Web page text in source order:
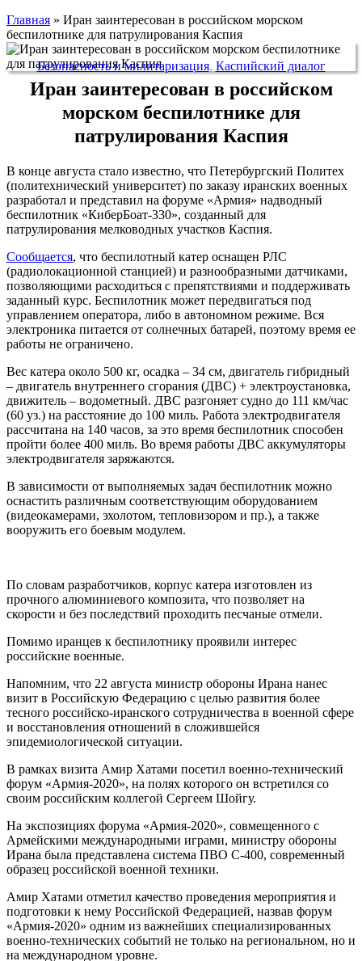
Главная » Иран заинтересован в российском морском
беспилотнике для патрулирования Каспия
Безопасность и милитаризация, Каспийский диалог
Иран заинтересован в российском
морском беспилотнике для
патрулирования Каспия
В конце августа стало известно, что Петербургский Политех
(политехнический университет) по заказу иранских военных
разработал и представил на форуме «Армия» надводный
беспилотник «КиберБоат-330», созданный для
патрулирования мелководных участков Каспия.
Сообщается, что беспилотный катер оснащен РЛС
(радиолокационной станцией) и разнообразными датчиками,
позволяющими расходиться с препятствиями и поддерживать
заданный курс. Беспилотник может передвигаться под
управлением оператора, либо в автономном режиме. Вся
электроника питается от солнечных батарей, поэтому время ее
работы не ограничено.
Вес катера около 500 кг, осадка – 34 см, двигатель гибридный
– двигатель внутреннего сгорания (ДВС) + электроустановка,
движитель – водометный. ДВС разгоняет судно до 111 км/час
(60 уз.) на расстояние до 100 миль. Работа электродвигателя
рассчитана на 140 часов, за это время беспилотник способен
пройти более 400 миль. Во время работы ДВС аккумуляторы
электродвигателя заряжаются.
В зависимости от выполняемых задач беспилотник можно
оснастить различным соответствующим оборудованием
(видеокамерами, эхолотом, тепловизором и пр.), а также
вооружить его боевым модулем.
По словам разработчиков, корпус катера изготовлен из
прочного алюминиевого композита, что позволяет на
скорости и без последствий проходить песчаные отмели.
Помимо иранцев к беспилотнику проявили интерес
российские военные.
Напомним, что 22 августа министр обороны Ирана нанес
визит в Российскую Федерацию с целью развития более
тесного российско-иранского сотрудничества в военной сфере
и восстановления отношений в сложившейся
эпидемиологической ситуации.
В рамках визита Амир Хатами посетил военно-технический
форум «Армия-2020», на полях которого он встретился со
своим российским коллегой Сергеем Шойгу.
На экспозициях форума «Армия-2020», совмещенного с
Армейскими международными играми, министру обороны
Ирана была представлена система ПВО С-400, современный
образец российской военной техники.
Амир Хатами отметил качество проведения мероприятия и
подготовки к нему Российской Федерацией, назвав форум
«Армия-2020» одним из важнейших специализированных
военно-технических событий не только на региональном, но и
на международном уровне.